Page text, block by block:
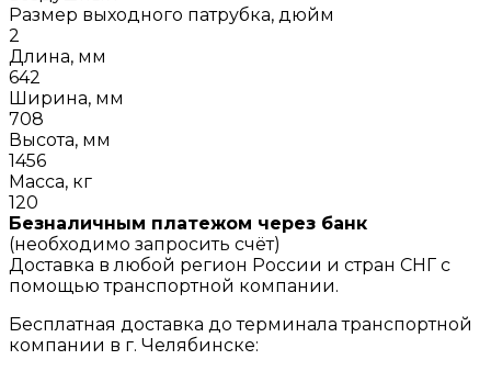
Размер выходного патрубка, дюйм
2
Длина, мм
642
Ширина, мм
708
Высота, мм
1456
Масса, кг
120
Безналичным платежом через банк
(необходимо запросить счёт)
Доставка в любой регион России и стран СНГ с
помощью транспортной компании.
Бесплатная доставка до терминала транспортной
компании в г. Челябинске: